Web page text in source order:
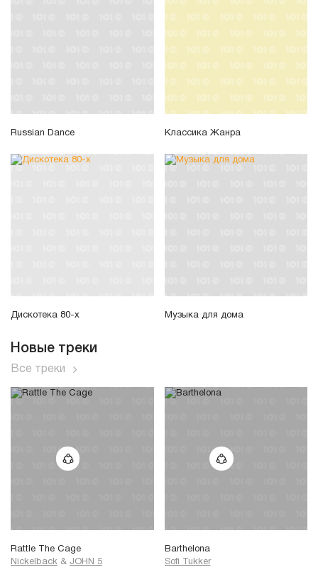
Russian Dance Классика Жанра
Дискотека 80-х Музыка для дома
Новые треки
Все треки
Rattle The Cage
Nickelback & JOHN 5
Barthelona
Sofi Tukker